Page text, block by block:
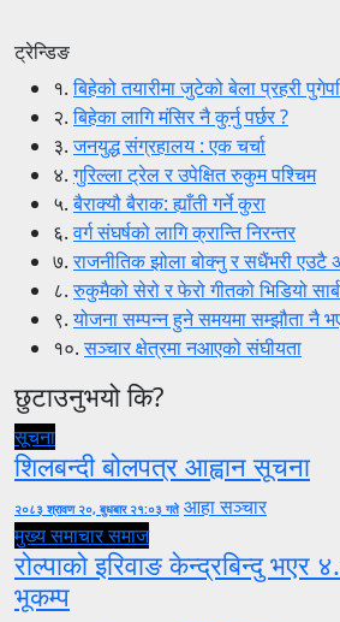
ट्रेन्डिङ
१.बिहेको तयारीमा जुटेको बेला प्रहरी
२.बिहेका लागि मंसिर नै कुर्नु पर्छर ?
३.जनयुद्ध संग्रहालय : एक चर्चा
४.गुरिल्ला ट्रेल र उपेक्षित रुकुम पश्चिम
५.बैराक्यौ बैराक: ह्याँती गर्ने कुरा
६.वर्ग संघर्षको लागि क्रान्ति निरन्तर
७.राजनीतिक झोला बोक्नु र सधैंभरी एउटै
८.रुकुमैको सेरो र फेरो गीतको भिडियो
९.योजना सम्पन्न हुने समयमा सम्झौता नै
१०.सञ्चार क्षेत्रमा नआएको संघीयता
छुटाउनुभयो कि?
सूचना
शिलबन्दी बोलपत्र आह्वान सूचना
२०८३ श्रावण २०, बुधबार २१:०३ गते आहा सञ्चार
मुख्य समाचारसमाज
रोल्पाको इरिवाङ केन्द्रबिन्दु भएर
भूकम्प